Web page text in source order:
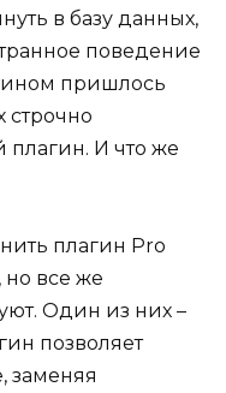
в базу данных,
поведение
пришлось
строчно
плагин. И что же
плагин Pro
но все же
Один из них –
позволяет
заменяя